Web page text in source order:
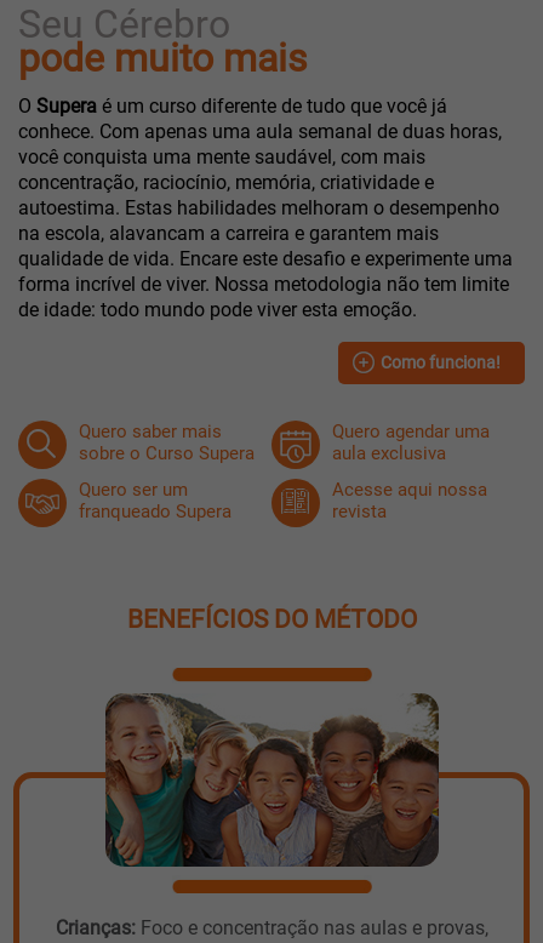
Seu Cérebro
pode muito mais
O Supera é um curso diferente de tudo que você já
conhece. Com apenas uma aula semanal de duas horas,
você conquista uma mente saudável, com mais
concentração, raciocínio, memória, criatividade e
autoestima. Estas habilidades melhoram o desempenho
na escola, alavancam a carreira e garantem mais
qualidade de vida. Encare este desafio e experimente uma
forma incrível de viver. Nossa metodologia não tem limite
de idade: todo mundo pode viver esta emoção.
Como funciona!
Quero saber mais
sobre o Curso Supera
Quero agendaruma
aula exclusiva
Quero ser um
franqueado Supera
Acesse aqui nossa
revista
BENEFÍCIOS DO MÉTODO
Crianças:Foco e concentração nas aulas e provas,